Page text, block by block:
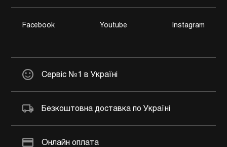
Facebook Youtube Instagram
Сервіс №1 в Україні
Безкоштовна доставка по Україні
Онлайн оплата